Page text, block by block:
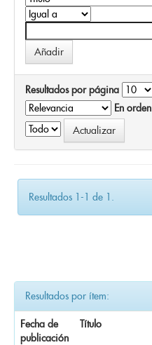
Resultados por página
En orden
Resultados 1-1 de 1.
Resultados por ítem:
Fecha de
publicación
Título